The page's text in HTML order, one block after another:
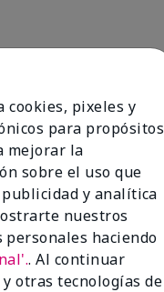
berry or vanilla. The
can handle any scent,
cookies, pixeles y
para propósitos
mejorar la
sobre el uso que
publicidad y analítica
nuestros
personales haciendo
. Al continuar
otras tecnologías de